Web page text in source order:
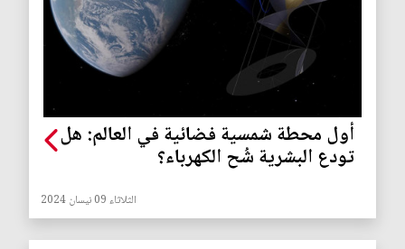
أول محطة شمسية فضائية في العالم: هل
تودع البشرية شُح الكهرباء؟
الثلاثاء 09 نيسان 2024